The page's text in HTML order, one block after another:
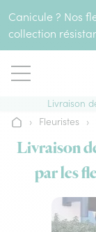
Canicule ? Nos
collection
Livraison
Accueil
› Fleuristes ›
Livraison
par les